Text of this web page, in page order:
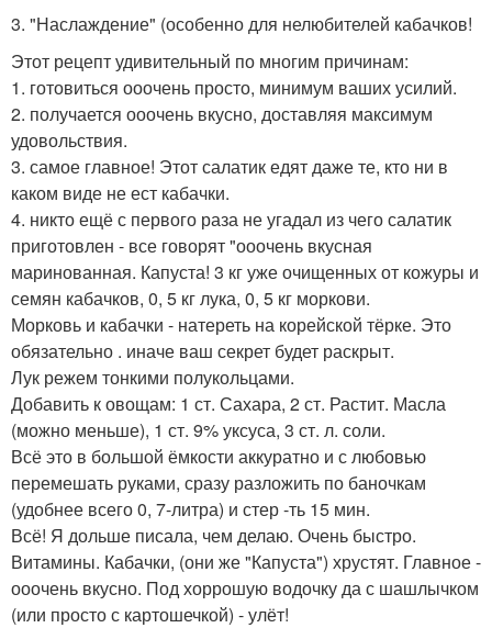
3. "Наслаждение" (особенно для нелюбителей кабачков!
Этот рецепт удивительный по многим причинам:
1. готовиться ооочень просто, минимум ваших усилий.
2. получается ооочень вкусно, доставляя максимум
удовольствия.
3. самое главное! Этот салатик едят даже те, кто ни в
каком виде не ест кабачки.
4. никто ещё с первого раза не угадал из чего салатик
приготовлен - все говорят "ооочень вкусная
маринованная. Капуста! 3 кг уже очищенных от кожуры и
семян кабачков, 0, 5 кг лука, 0, 5 кг моркови.
Морковь и кабачки - натереть на корейской тёрке. Это
обязательно . иначе ваш секрет будет раскрыт.
Лук режем тонкими полукольцами.
Добавить к овощам: 1 ст. Сахара, 2 ст. Растит. Масла
(можно меньше), 1 ст. 9% уксуса, 3 ст. л. соли.
Всё это в большой ёмкости аккуратно и с любовью
перемешать руками, сразу разложить по баночкам
(удобнее всего 0, 7-литра) и стер -ть 15 мин.
Всё! Я дольше писала, чем делаю. Очень быстро.
Витамины. Кабачки, (они же "Капуста") хрустят. Главное -
ооочень вкусно. Под хоррошую водочку да с шашлычком
(или просто с картошечкой) - улёт!